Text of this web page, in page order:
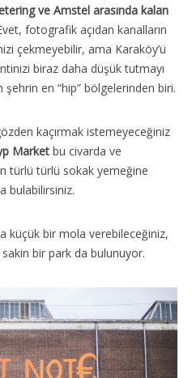
ve Amstel arasında kalan
fotografik açıdan kanalların
çekmeyebilir, ama Karaköy’ü
biraz daha düşük tutmayı
şehrin en “hip” bölgelerinden biri.
kaçırmak istemeyeceğiniz
Marketbu civarda ve
türlü türlü sokak yemeğine
bulabilirsiniz.
küçük bir mola verebileceğiniz,
sakin bir park da bulunuyor.